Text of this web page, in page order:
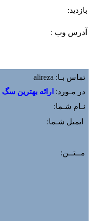
بازديد:
آدرس وب :‌
تماس بـا: alireza
در مـورد: ارائه بهترين
نـام شـما:
ایمیل شـما:
مــتــن: